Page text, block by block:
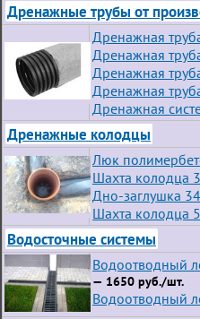
Дренажные трубы от
Дренажная
Дренажная
Дренажная
Дренажная
Дренажная
Дренажные колодцы
Люк
Шахта колодца
Дно-заглушка
Шахта колодца
Водосточные системы
Водоотводный
— 1650 руб./шт.
Водоотводный